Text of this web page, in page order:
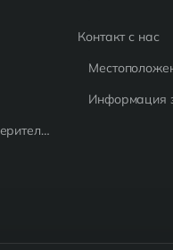
Политика за поверителност
Контакт с нас
Информация